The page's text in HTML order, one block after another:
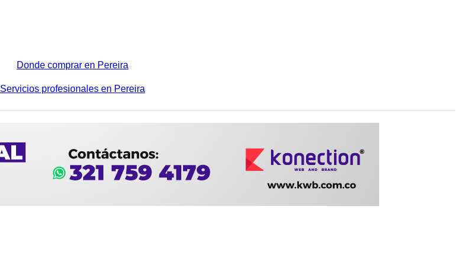
Donde comprar en Pereira
Servicios profesionales en Pereira